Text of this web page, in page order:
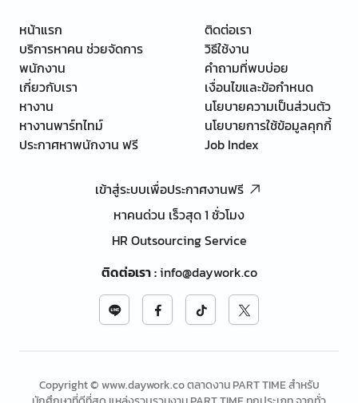
หน้าแรก
บริการหาคน ช่วยจัดการ
พนักงาน
เกี่ยวกับเรา
หางาน
หางานพาร์ทไทม์
ประกาศหาพนักงาน ฟรี
ติดต่อเรา
วิธีใช้งาน
คำถามที่พบบ่อย
เงื่อนไขและข้อกำหนด
นโยบายความเป็นส่วนตัว
นโยบายการใช้ข้อมูลคุกกี้
Job Index
เข้าสู่ระบบเพื่อประกาศงานฟรี
หาคนด่วน เร็วสุด 1 ชั่วโมง
HR Outsourcing Service
ติดต่อเรา:info@daywork.co
Copyright © www.daywork.co ตลาดงาน PART TIME สำหรับ